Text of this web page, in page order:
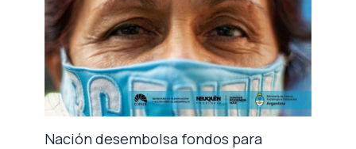
Nación desembolsa fondos para